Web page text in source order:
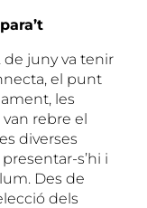
de juny va tenir
el punt
les
rebre el
diverses
s’hi i
Des de
dels